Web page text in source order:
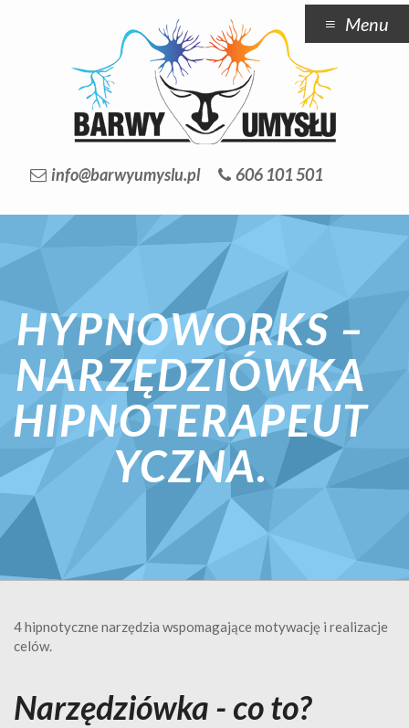
info@barwyumyslu.pl 606 101 501
Menu
HYPNOWORKS –
NARZĘDZIÓWKA
HIPNOTERAPEUT
YCZNA.
4 hipnotyczne narzędzia wspomagające motywację i realizacje
celów.
Narzędziówka - co to?